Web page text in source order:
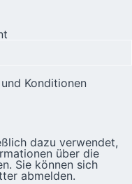
Konditionen
dazu verwendet,
über die
Sie können sich
abmelden.